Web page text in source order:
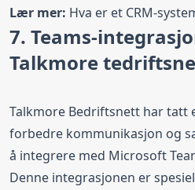
Lær mer: Hva er et CRM-
7. Teams-
Talkmore
Talkmore Bedriftsnett har tatt
forbedre kommunikasjon og
å integrere med Microsoft
Denne integrasjonen er